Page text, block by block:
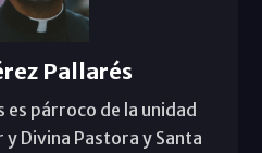
Pallarés
es párroco de la unidad
Divina Pastora y Santa